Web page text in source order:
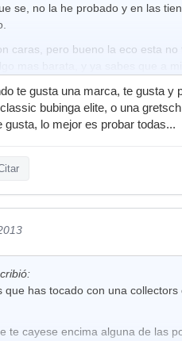
se, no la he probado y en las
caras, pero bueno la eco esta
mas barata, y ya sabes que a
me ha servido de mucho!
te gusta una marca, te gusta
bubinga elite, o una
gusta, lo mejor es probar todas...
que has tocado con una
te cayese encima alguna de las